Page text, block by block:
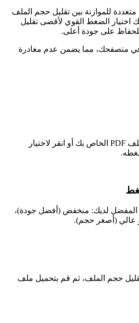
للموازنة بين تقليل حجم الملف
اختيار الضغط القوي لأقصى تقليل
على جودة أعلى.
متصفحك، مما يضمن عدم مغادرة
قم بسحب وإفلات ملف PDF الخاص بك أو انقر لاختيار
لديك: منخفض (أفضل جودة)،
عالي (أصغر حجم).
حجم الملف، ثم قم بتحميل ملف